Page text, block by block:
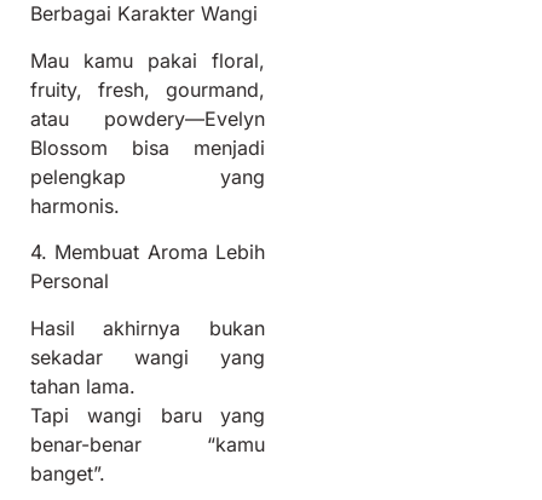
Berbagai Karakter Wangi
Mau kamu pakai floral,
fruity, fresh, gourmand,
atau powdery—Evelyn
Blossom bisa menjadi
pelengkap yang
harmonis.
4. Membuat Aroma Lebih
Personal
Hasil akhirnya bukan
sekadar wangi yang
tahan lama.
Tapi wangi baru yang
benar-benar “kamu
banget”.